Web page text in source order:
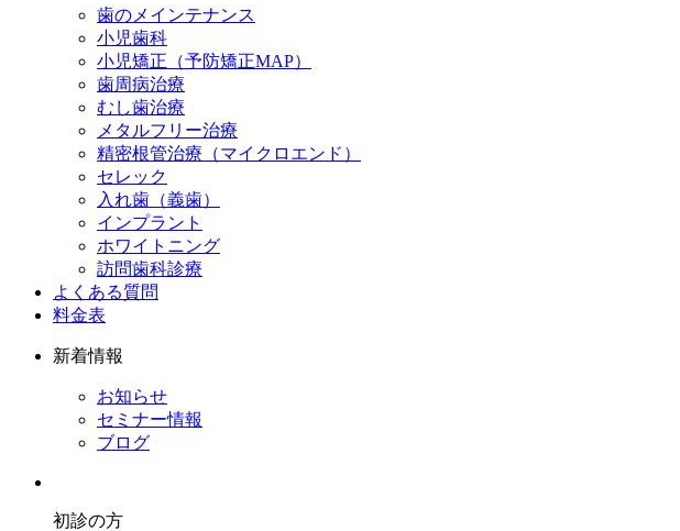
歯のメインテナンス
小児歯科
小児矯正（予防矯正MAP）
歯周病治療
むし歯治療
メタルフリー治療
精密根管治療（マイクロエンド）
セレック
入れ歯（義歯）
インプラント
ホワイトニング
訪問歯科診療
よくある質問
料金表
新着情報
お知らせ
セミナー情報
ブログ
初診の方